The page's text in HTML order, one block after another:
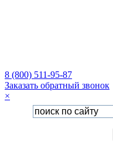
8 (800) 511-95-87
Заказать обратный звонок
×